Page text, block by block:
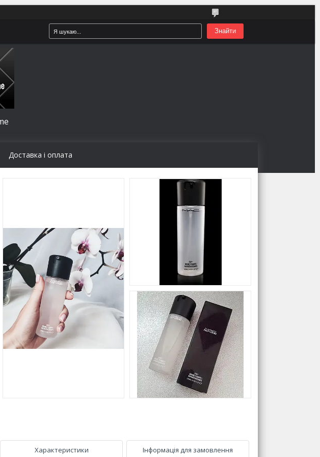
Знайти
Доставка і оплата
Характеристики Інформація для замовлення